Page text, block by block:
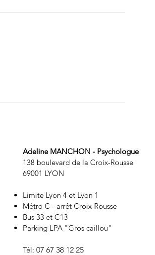
Adeline MANCHON - Psychologue
138 boulevard de la Croix-Rousse
69001 LYON
Limite Lyon 4 et Lyon 1
Métro C - arrêt Croix-Rousse
Bus 33 et C13
Parking LPA "Gros caillou"
Tél: 07 67 38 12 25